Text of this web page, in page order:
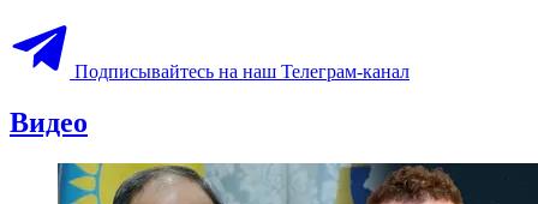
Подписывайтесь на наш Телеграм-канал
Видео